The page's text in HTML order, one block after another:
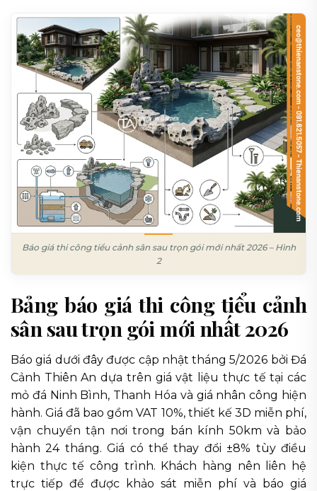
Báo giá thi công tiểu cảnh sân sau trọn gói mới nhất 2026 – Hình
2
Bảng báo giá thi công tiểu cảnh
sân sau trọn gói mới nhất 2026
Báo giá dưới đây được cập nhật tháng 5/2026 bởi Đá
Cảnh Thiên An dựa trên giá vật liệu thực tế tại các
mỏ đá Ninh Bình, Thanh Hóa và giá nhân công hiện
hành. Giá đã bao gồm VAT 10%, thiết kế 3D miễn phí,
vận chuyển tận nơi trong bán kính 50km và bảo
hành 24 tháng. Giá có thể thay đổi ±8% tùy điều
kiện thực tế công trình. Khách hàng nên liên hệ
trực tiếp để được khảo sát miễn phí và báo giá